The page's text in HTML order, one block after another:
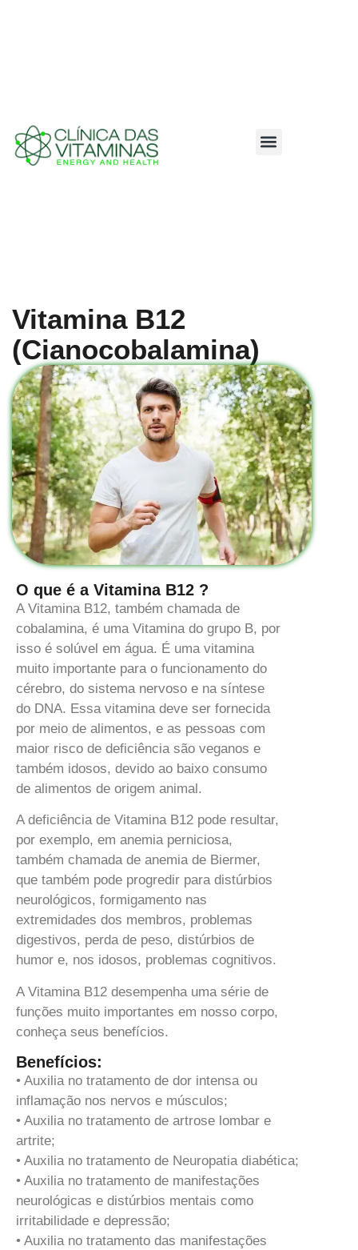
Vitamina B12
(Cianocobalamina)
O que é a Vitamina B12 ?
A Vitamina B12, também chamada de
cobalamina, é uma Vitamina do grupo B, por
isso é solúvel em água. É uma vitamina
muito importante para o funcionamento do
cérebro, do sistema nervoso e na síntese
do DNA. Essa vitamina deve ser fornecida
por meio de alimentos, e as pessoas com
maior risco de deficiência são veganos e
também idosos, devido ao baixo consumo
de alimentos de origem animal.
A deficiência de Vitamina B12 pode resultar,
por exemplo, em anemia perniciosa,
também chamada de anemia de Biermer,
que também pode progredir para distúrbios
neurológicos, formigamento nas
extremidades dos membros, problemas
digestivos, perda de peso, distúrbios de
humor e, nos idosos, problemas cognitivos.
A Vitamina B12 desempenha uma série de
funções muito importantes em nosso corpo,
conheça seus benefícios.
Benefícios:
• Auxilia no tratamento de dor intensa ou
inflamação nos nervos e músculos;
• Auxilia no tratamento de artrose lombar e
artrite;
• Auxilia no tratamento de Neuropatia diabética;
• Auxilia no tratamento de manifestações
neurológicas e distúrbios mentais como
irritabilidade e depressão;
• Auxilia no tratamento das manifestações